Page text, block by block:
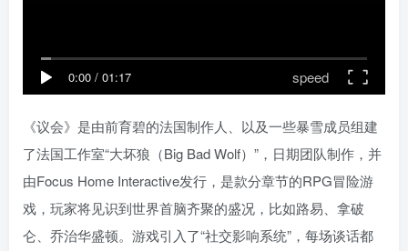
0:00 / 01:17 speed
《议会》是由前育碧的法国制作人、以及一些暴雪成员组建
了法国工作室“大坏狼（Big Bad Wolf）”，日期团队制作，并
由Focus Home Interactive发行，是款分章节的RPG冒险游
戏，玩家将见识到世界首脑齐聚的盛况，比如路易、拿破
仑、乔治华盛顿。游戏引入了“社交影响系统”，每场谈话都